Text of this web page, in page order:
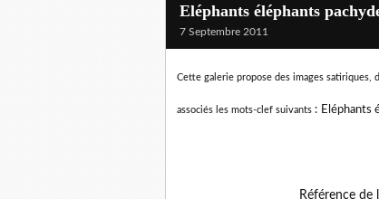
Eléphants éléphants
7 Septembre 2011
Cette galerie propose des images satiriques,
associés les mots-clef suivants : Eléphants
Référence de